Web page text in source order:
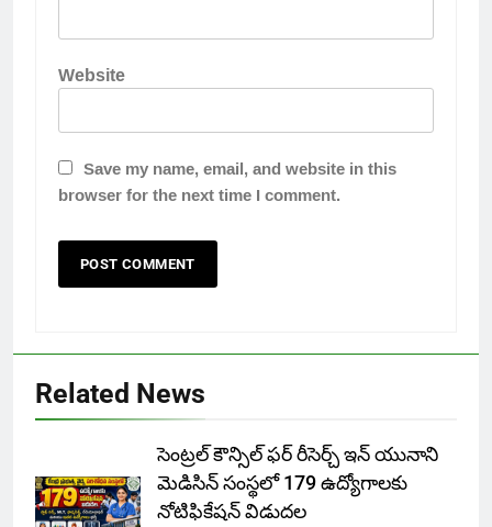
Website
Save my name, email, and website in this
browser for the next time I comment.
Related News
సెంట్రల్ కౌన్సిల్ ఫర్ రీసెర్చ్ ఇన్ యునాని
మెడిసిన్ సంస్థలో 179 ఉద్యోగాలకు
నోటిఫికేషన్ విడుదల